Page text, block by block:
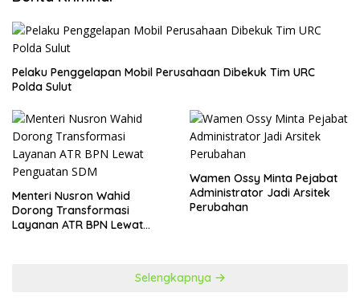
​Pelaku Penggelapan Mobil Perusahaan Dibekuk Tim URC
Polda Sulut
​Menteri Nusron Wahid
Dorong Transformasi
Layanan ATR BPN Lewat
Wamen Ossy Minta Pejabat
Administrator Jadi Arsitek
Perubahan
Selengkapnya